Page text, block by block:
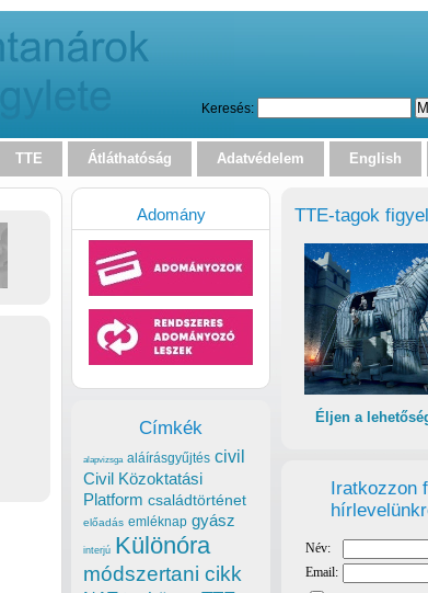
Keresés:
TTE Átláthatóság Adatvédelem English
TTE-tagok
Éljen a
Iratkozzon
Adomány
Címkék
alapvizsga aláírásgyűjtés civil
Civil Közoktatási
Platform családtörténet
előadás emléknap gyász
interjú Különóra
módszertani cikk